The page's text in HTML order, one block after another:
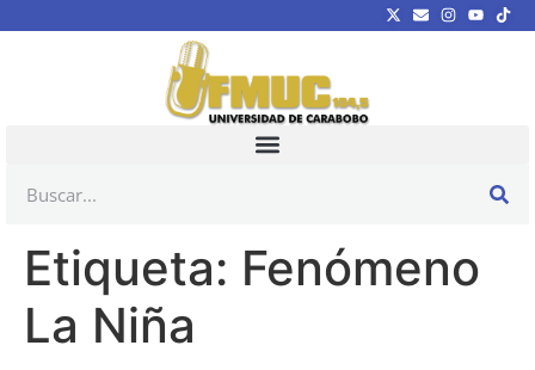
Etiqueta: Fenómeno
La Niña